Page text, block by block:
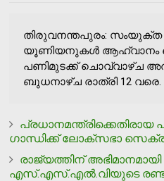
തിരുവനന്തപുരം: സംയുക്ത
യൂണിയനുകള്‍ ആഹ്വാനം
പണിമുടക്ക് ചൊവ്വാഴ്ച
ബുധനാഴ്ച രാത്രി 12 വരെ.
ഗാന്ധിക്ക് ലോക്‌സഭാ
രാജ്യത്തിന്
എസ്.എസ്.എല്‍.വിയുടെ